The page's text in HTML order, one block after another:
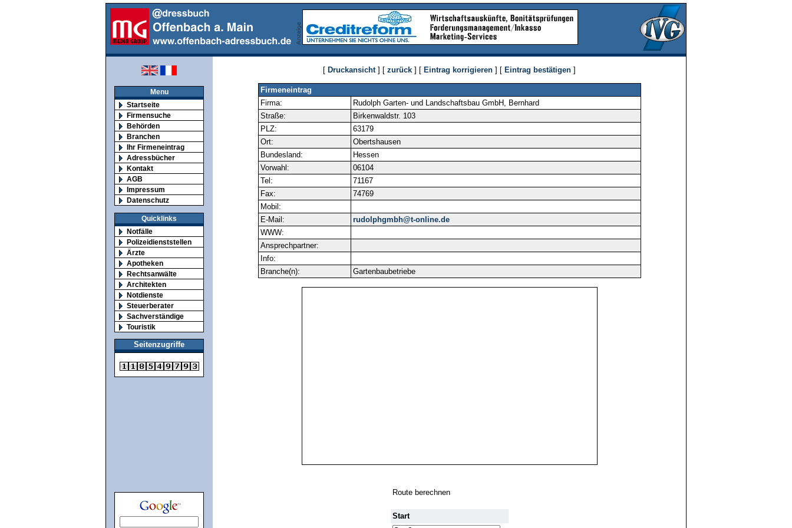
Menu
Startseite
Firmensuche
Behörden
Branchen
Ihr Firmeneintrag
Adressbücher
Kontakt
AGB
Impressum
Datenschutz
Quicklinks
Notfälle
Polizeidienststellen
Ärzte
Apotheken
Rechtsanwälte
Architekten
Notdienste
Steuerberater
Sachverständige
Touristik
Seitenzugriffe
[ Druckansicht] [ zurück ] [ Eintrag korrigieren ] [ Eintrag bestätigen ]
Firmeneintrag
Firma:
Rudolph Garten- und Landschaftsbau GmbH, Bernhard
Straße:
Birkenwaldstr. 103
PLZ:
63179
Ort:
Obertshausen
Bundesland:
Hessen
Vorwahl:
06104
Tel:
71167
Fax:
74769
Mobil:
E-Mail:
rudolphgmbh@t-online.de
WWW:
Ansprechpartner:
Info:
Branche(n):
Gartenbaubetriebe
Route berechnen
Start